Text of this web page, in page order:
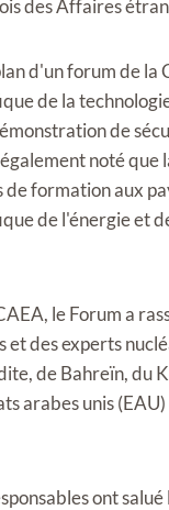
des Affaires
d'un forum de la
de la
de
noté que
formation aux
de l'énergie et
le Forum a
et des experts
de Bahreïn, du
arabes unis
ont salué